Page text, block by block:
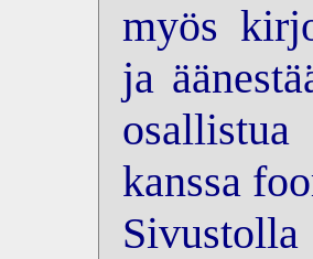
myös
ja
kanssa